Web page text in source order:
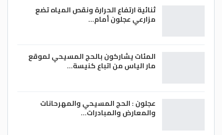
ثنائية ارتفاع الحرارة ونقص المياه تضع
مزارعي عجلون أمام…
المئات يشاركون بالحج المسيحي لموقع
مار الياس من اتباع كنيسة…
عجلون : الحج المسيحي والمهرحانات
والمعارض والمبادرات…